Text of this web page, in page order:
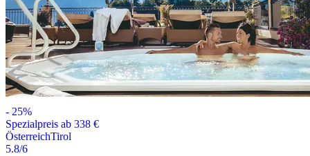
- 25%
Spezialpreis ab 338 €
ÖsterreichTirol
5.8/6